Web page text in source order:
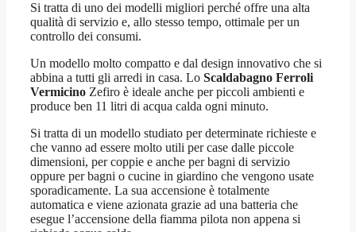
Si tratta di uno dei modelli migliori perché offre una alta
qualità di servizio e, allo stesso tempo, ottimale per un
controllo dei consumi.
Un modello molto compatto e dal design innovativo che si
abbina a tutti gli arredi in casa. Lo Scaldabagno Ferroli
Vermicino Zefiro è ideale anche per piccoli ambienti e
produce ben 11 litri di acqua calda ogni minuto.
Si tratta di un modello studiato per determinate richieste e
che vanno ad essere molto utili per case dalle piccole
dimensioni, per coppie e anche per bagni di servizio
oppure per bagni o cucine in giardino che vengono usate
sporadicamente. La sua accensione è totalmente
automatica e viene azionata grazie ad una batteria che
esegue l’accensione della fiamma pilota non appena si